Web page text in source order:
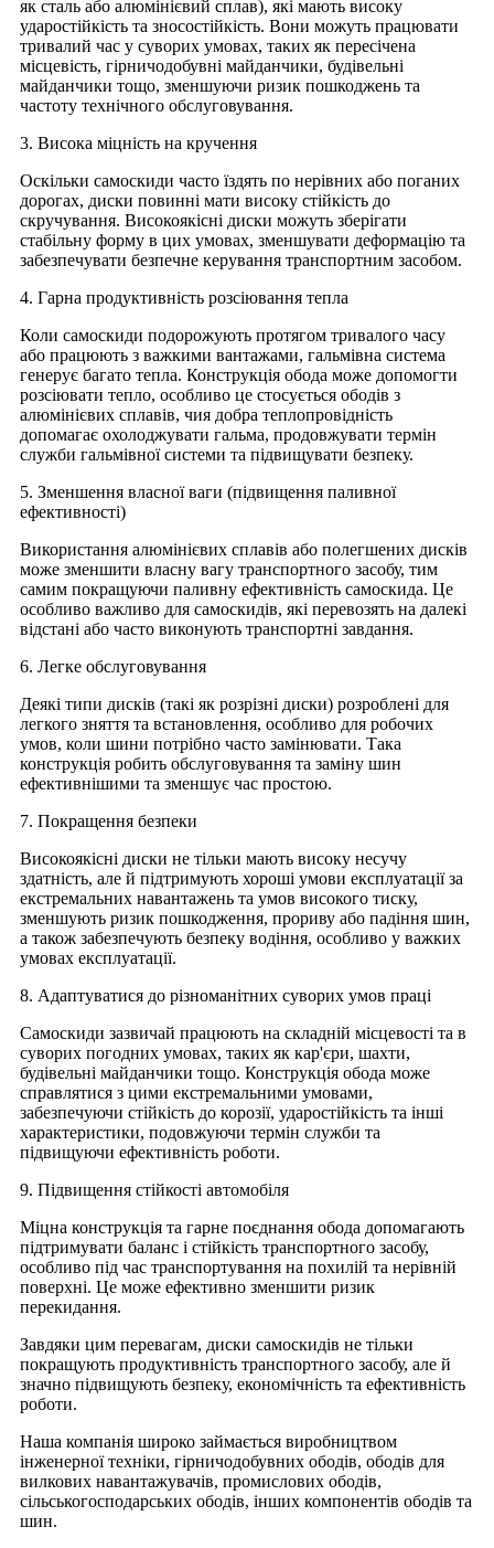
як сталь або алюмінієвий сплав), які мають високу
ударостійкість та зносостійкість. Вони можуть працювати
тривалий час у суворих умовах, таких як пересічена
місцевість, гірничодобувні майданчики, будівельні
майданчики тощо, зменшуючи ризик пошкоджень та
частоту технічного обслуговування.
3. Висока міцність на кручення
Оскільки самоскиди часто їздять по нерівних або поганих
дорогах, диски повинні мати високу стійкість до
скручування. Високоякісні диски можуть зберігати
стабільну форму в цих умовах, зменшувати деформацію та
забезпечувати безпечне керування транспортним засобом.
4. Гарна продуктивність розсіювання тепла
Коли самоскиди подорожують протягом тривалого часу
або працюють з важкими вантажами, гальмівна система
генерує багато тепла. Конструкція обода може допомогти
розсіювати тепло, особливо це стосується ободів з
алюмінієвих сплавів, чия добра теплопровідність
допомагає охолоджувати гальма, продовжувати термін
служби гальмівної системи та підвищувати безпеку.
5. Зменшення власної ваги (підвищення паливної
ефективності)
Використання алюмінієвих сплавів або полегшених дисків
може зменшити власну вагу транспортного засобу, тим
самим покращуючи паливну ефективність самоскида. Це
особливо важливо для самоскидів, які перевозять на далекі
відстані або часто виконують транспортні завдання.
6. Легке обслуговування
Деякі типи дисків (такі як розрізні диски) розроблені для
легкого зняття та встановлення, особливо для робочих
умов, коли шини потрібно часто замінювати. Така
конструкція робить обслуговування та заміну шин
ефективнішими та зменшує час простою.
7. Покращення безпеки
Високоякісні диски не тільки мають високу несучу
здатність, але й підтримують хороші умови експлуатації за
екстремальних навантажень та умов високого тиску,
зменшують ризик пошкодження, прориву або падіння шин,
а також забезпечують безпеку водіння, особливо у важких
умовах експлуатації.
8. Адаптуватися до різноманітних суворих умов праці
Самоскиди зазвичай працюють на складній місцевості та в
суворих погодних умовах, таких як кар'єри, шахти,
будівельні майданчики тощо. Конструкція обода може
справлятися з цими екстремальними умовами,
забезпечуючи стійкість до корозії, ударостійкість та інші
характеристики, подовжуючи термін служби та
підвищуючи ефективність роботи.
9. Підвищення стійкості автомобіля
Міцна конструкція та гарне поєднання обода допомагають
підтримувати баланс і стійкість транспортного засобу,
особливо під час транспортування на похилій та нерівній
поверхні. Це може ефективно зменшити ризик
перекидання.
Завдяки цим перевагам, диски самоскидів не тільки
покращують продуктивність транспортного засобу, але й
значно підвищують безпеку, економічність та ефективність
роботи.
Наша компанія широко займається виробництвом
інженерної техніки, гірничодобувних ободів, ободів для
вилкових навантажувачів, промислових ободів,
сільськогосподарських ободів, інших компонентів ободів та
шин.